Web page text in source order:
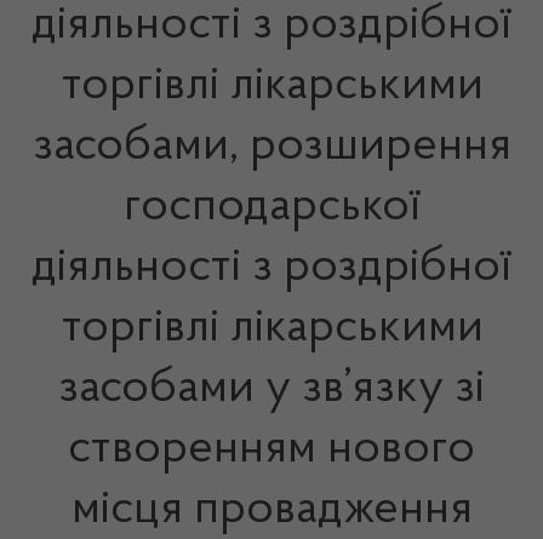
діяльності з роздрібної
торгівлі лікарськими
засобами, розширення
господарської
діяльності з роздрібної
торгівлі лікарськими
засобами у зв’язку зі
створенням нового
місця провадження